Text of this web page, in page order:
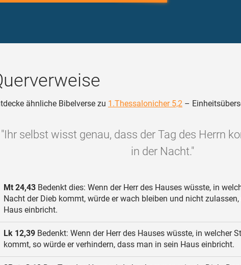
ähnliche Bibelverse zu 1.Thessalonicher 5,2 –
"Ihr selbst wisst genau, dass der Tag des Herrn
in der Nacht."
Mt 24,43 Bedenkt dies: Wenn der Herr des Hauses wüsste, in
Nacht der Dieb kommt, würde er wach bleiben und nicht
Haus einbricht.
Lk 12,39 Bedenkt: Wenn der Herr des Hauses wüsste, in welcher
kommt, so würde er verhindern, dass man in sein Haus einbricht.